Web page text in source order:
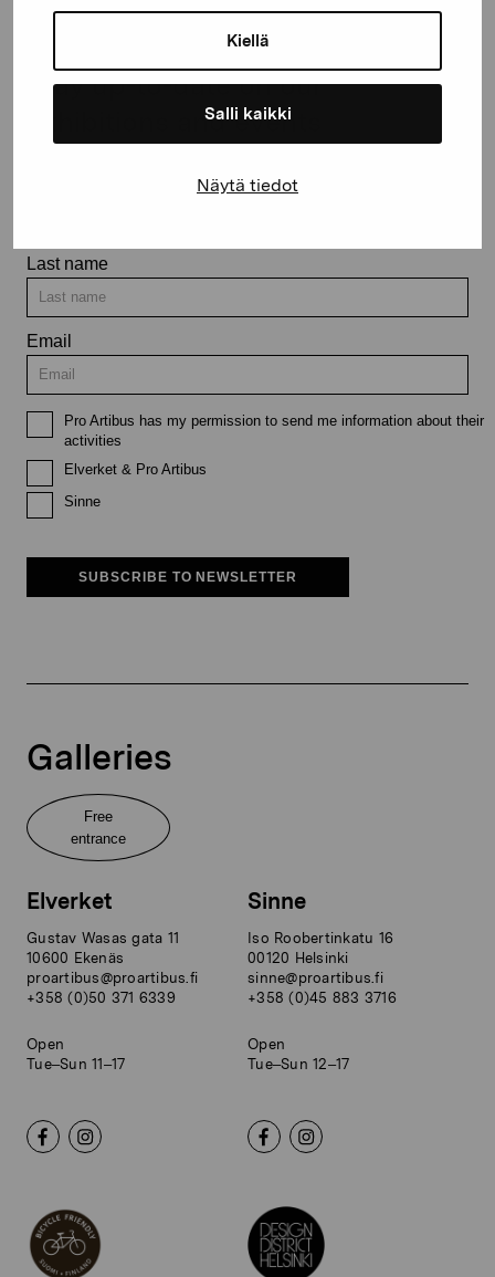
Kiellä
Salli kaikki
Näytä tiedot
Stay up-to-date on our
exhibitions and events
Last name
Email
Pro Artibus has my permission to send me information about their
activities
Elverket & Pro Artibus
Sinne
SUBSCRIBE TO NEWSLETTER
Galleries
Free
entrance
Elverket
Gustav Wasas gata 11
10600 Ekenäs
proartibus@proartibus.fi
+358 (0)50 371 6339
Open
Tue–Sun 11–17
Sinne
Iso Roobertinkatu 16
00120 Helsinki
sinne@proartibus.fi
+358 (0)45 883 3716
Open
Tue–Sun 12–17